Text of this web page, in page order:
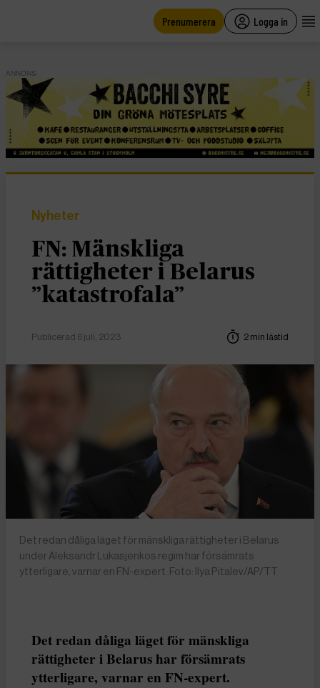
Prenumerera Logga in
ANNONS
Nyheter
FN: Mänskliga
rättigheter i Belarus
”katastrofala”
Publicerad 6 juli, 2023 2 min lästid
Det redan dåliga läget för mänskliga rättigheter i Belarus
under Aleksandr Lukasjenkos regim har försämrats
ytterligare, varnar en FN-expert. Foto: Ilya Pitalev/AP/TT
Det redan dåliga läget för mänskliga
rättigheter i Belarus har försämrats
ytterligare, varnar en FN-expert.